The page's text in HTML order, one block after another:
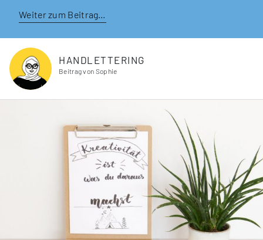
Weiter zum Beitrag…
HANDLETTERING
Beitrag von Sophie